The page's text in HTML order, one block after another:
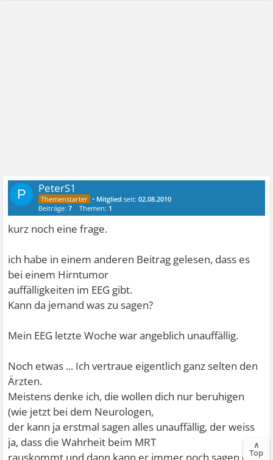
P PeterS1
• Mitglied seit:02.08.2010
Beiträge:7 Themen: 1
kurz noch eine frage.
ich habe in einem anderen Beitrag gelesen, dass es
bei einem Hirntumor
auffälligkeiten im EEG gibt.
Kann da jemand was zu sagen?
Mein EEG letzte Woche war angeblich unauffällig.
Noch etwas ... Ich vertraue eigentlich ganz selten den
Ärzten.
Meistens denke ich, die wollen dich nur beruhigen
(wie jetzt bei dem Neurologen,
der kann ja erstmal sagen alles unauffällig, der weiss
ja, dass die Wahrheit beim MRT
∧
Top